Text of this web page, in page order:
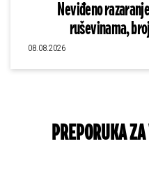
Neviđeno
ruševinama,
08.08.2026
PREPORUKA